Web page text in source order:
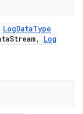
LogDataType
Stream,
Log